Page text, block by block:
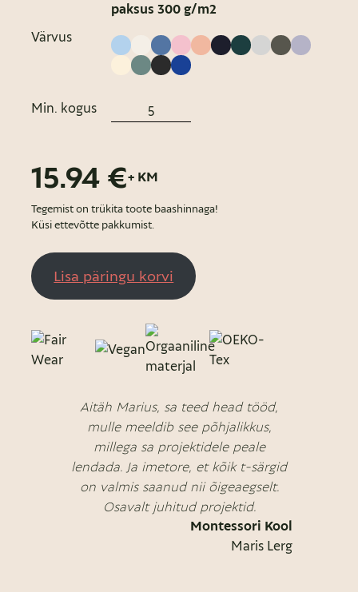
paksus 300 g/m2
Värvus
Min. kogus
15.94 €+ KM
Tegemist on trükita toote baashinnaga!
Küsi ettevõtte pakkumist.
Lisa päringu korvi
Aitäh Marius, sa teed head tööd,
mulle meeldib see põhjalikkus,
millega sa projektidele peale
lendada. Ja imetore, et kõik t-särgid
on valmis saanud nii õigeaegselt.
Osavalt juhitud projektid.
Montessori Kool
Maris Lerg